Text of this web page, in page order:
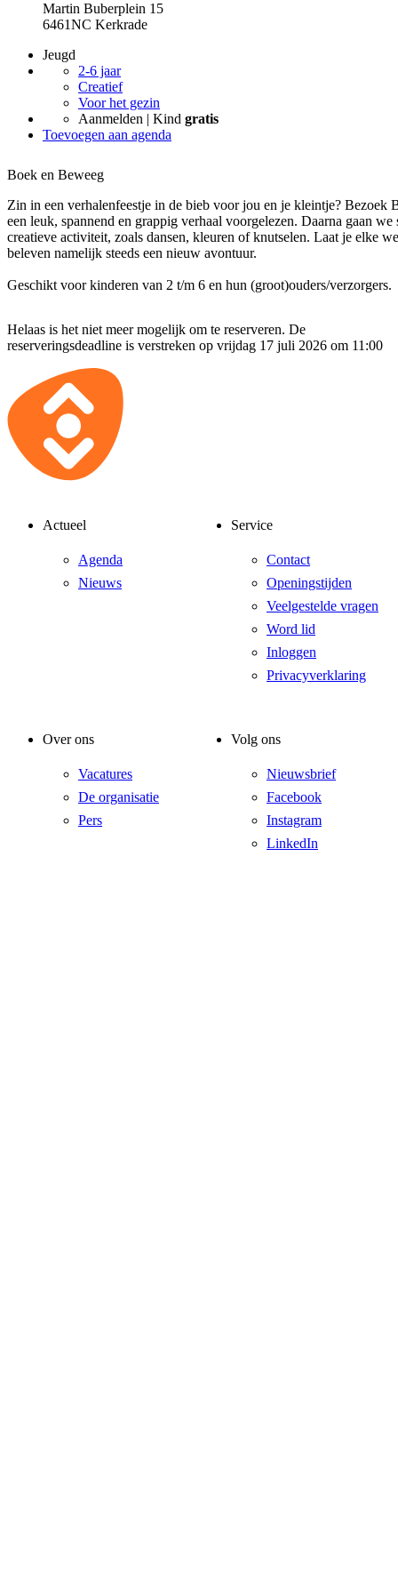
Martin Buberplein 15
6461NC Kerkrade
Jeugd
2-6 jaar
Creatief
Voor het gezin
Aanmelden | Kind gratis
Toevoegen aan agenda
Boek en Beweeg
Zin in een verhalenfeestje in de bieb voor jou en je kleintje? Bezoek
een leuk, spannend en grappig verhaal voorgelezen. Daarna gaan we
creatieve activiteit, zoals dansen, kleuren of knutselen. Laat je elke
beleven namelijk steeds een nieuw avontuur.
Geschikt voor kinderen van 2 t/m 6 en hun (groot)ouders/verzorgers.
Helaas is het niet meer mogelijk om te reserveren. De
reserveringsdeadline is verstreken op vrijdag 17 juli 2026 om 11:00
Actueel
Agenda
Nieuws
Service
Contact
Openingstijden
Veelgestelde vragen
Word lid
Inloggen
Privacyverklaring
Over ons
Vacatures
De organisatie
Pers
Volg ons
Nieuwsbrief
Facebook
Instagram
LinkedIn